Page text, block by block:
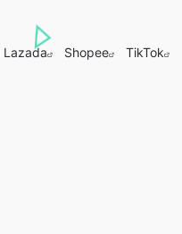
Lazada Shopee TikTok